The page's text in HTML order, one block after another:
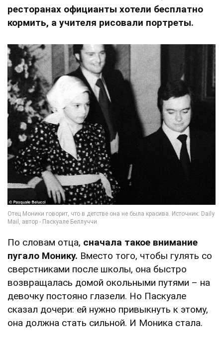
ресторанах официанты хотели бесплатно
кормить, а учителя рисовали портреты.
По словам отца, сначала такое внимание
пугало Монику. Вместо того, чтобы гулять со
сверстниками после школы, она быстро
возвращалась домой окольными путями – на
девочку постояно глазели. Но Паскуале
сказал дочери: ей нужно привыкнуть к этому,
она должна стать сильной. И Моника стала.